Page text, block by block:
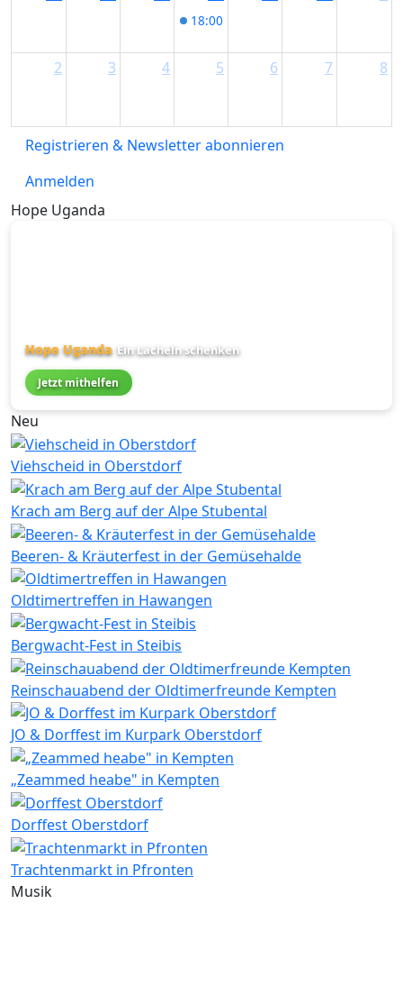
18:00
2 3 4 5 6 7 8
Registrieren & Newsletter abonnieren
Anmelden
Hope Uganda
Hope Uganda Ein Lächeln schenken
Jetzt mithelfen
Neu
Viehscheid in Oberstdorf
Krach am Berg auf der Alpe Stubental
Beeren- & Kräuterfest in der Gemüsehalde
Oldtimertreffen in Hawangen
Bergwacht-Fest in Steibis
Reinschauabend der Oldtimerfreunde Kempten
JO & Dorffest im Kurpark Oberstdorf
„Zeammed heabe" in Kempten
Dorffest Oberstdorf
Trachtenmarkt in Pfronten
Musik